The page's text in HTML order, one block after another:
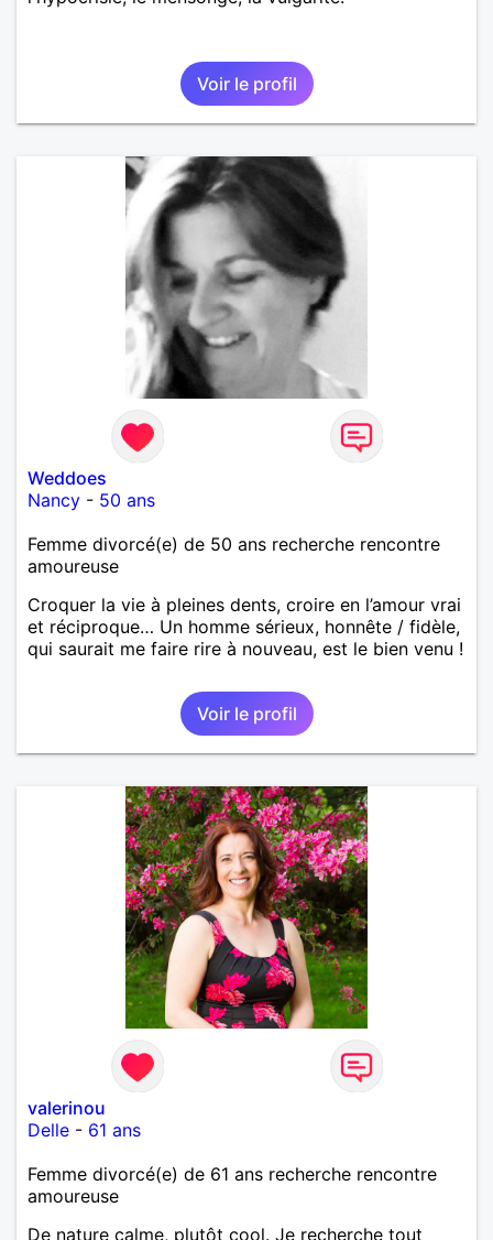
Voir le profil
Weddoes
Nancy - 50 ans
Femme divorcé(e) de 50 ans recherche rencontre
amoureuse
Croquer la vie à pleines dents, croire en l’amour vrai
et réciproque… Un homme sérieux, honnête / fidèle,
qui saurait me faire rire à nouveau, est le bien venu !
Voir le profil
valerinou
Delle - 61 ans
Femme divorcé(e) de 61 ans recherche rencontre
amoureuse
De nature calme, plutôt cool. Je recherche tout